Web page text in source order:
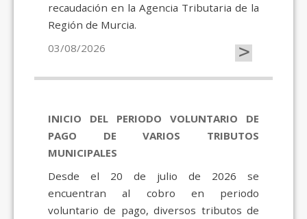
recaudación en la Agencia Tributaria de la
Región de Murcia.
03/08/2026
>
INICIO DEL PERIODO VOLUNTARIO DE
PAGO DE VARIOS TRIBUTOS
MUNICIPALES
Desde el 20 de julio de 2026 se
encuentran al cobro en periodo
voluntario de pago, diversos tributos de